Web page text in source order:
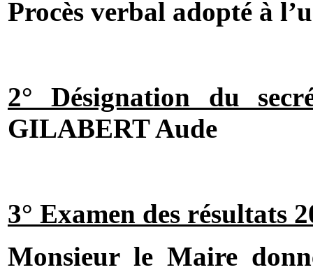
Procès verbal adopté à
2° Désignation du
GILABERT Aude
3° Examen des résultats
Monsieur le Maire